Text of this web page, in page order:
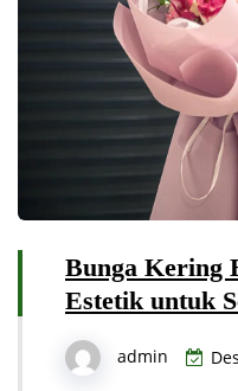
Bunga Kering
Estetik untuk
admin